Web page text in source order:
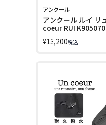
アンクール
アンクール ルイ リ
coeur RUI K905070
¥13,200税込